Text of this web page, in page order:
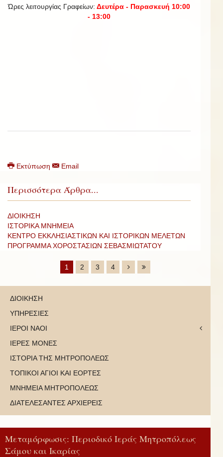
Ώρες λειτουργίας Γραφείων: Δευτέρα - Παρασκευή 10:00
- 13:00
Εκτύπωση Email
Περισσότερα Άρθρα...
ΔΙΟΙΚΗΣΗ
ΙΣΤΟΡΙΚΑ ΜΝΗΜΕΙΑ
ΚΕΝΤΡΟ ΕΚΚΛΗΣΙΑΣΤΙΚΩΝ ΚΑΙ ΙΣΤΟΡΙΚΩΝ ΜΕΛΕΤΩΝ
ΠΡΟΓΡΑΜΜΑ ΧΟΡΟΣΤΑΣΙΩΝ ΣΕΒΑΣΜΙΩΤΑΤΟΥ
1 2 3 4
ΔΙΟΙΚΗΣΗ
ΥΠΗΡΕΣΙΕΣ
ΙΕΡΟΙ ΝΑΟΙ
ΙΕΡΕΣ ΜΟΝΕΣ
ΙΣΤΟΡΙΑ ΤΗΣ ΜΗΤΡΟΠΟΛΕΩΣ
ΤΟΠΙΚΟΙ ΑΓΙΟΙ ΚΑΙ ΕΟΡΤΕΣ
ΜΝΗΜΕΙΑ ΜΗΤΡΟΠΟΛΕΩΣ
ΔΙΑΤΕΛΕΣΑΝΤΕΣ ΑΡΧΙΕΡΕΙΣ
Μεταμόρφωσις: Περιοδικό Ιεράς Μητροπόλεως
Σάμου και Ικαρίας